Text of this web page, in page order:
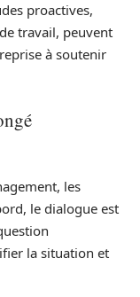
proactives,
travail, peuvent
à soutenir
les
le dialogue est
la situation et